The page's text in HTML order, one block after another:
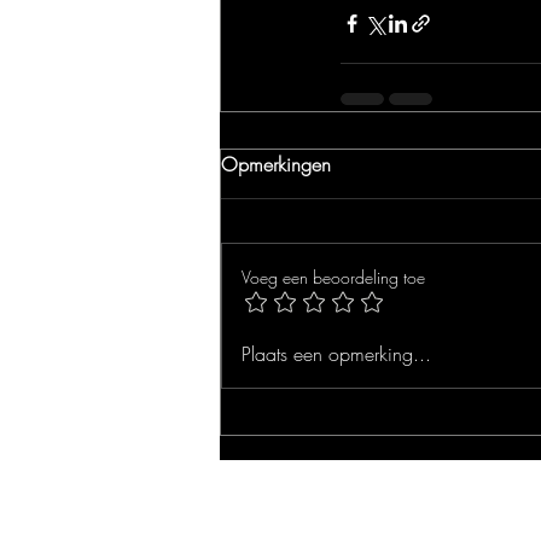
Opmerkingen
Voeg een beoordeling toe
Plaats een opmerking...